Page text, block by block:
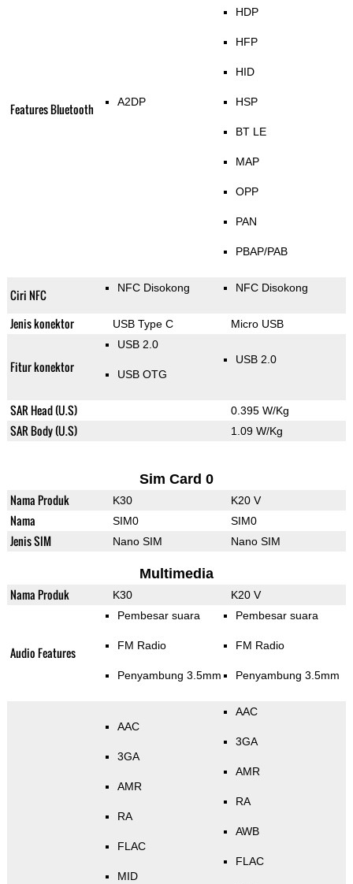
Features Bluetooth A2DP
HDP
HFP
HID
HSP
BT LE
MAP
OPP
PAN
PBAP/PAB
Ciri NFC NFC Disokong NFC Disokong
Jenis konektor USB Type C Micro USB
Fitur konektor
USB 2.0
USB OTG
USB 2.0
SAR Head (U.S) 0.395 W/Kg
SAR Body (U.S) 1.09 W/Kg
Sim Card 0
Nama Produk K30 K20 V
Nama SIM0 SIM0
Jenis SIM Nano SIM Nano SIM
Multimedia
Nama Produk K30 K20 V
Audio Features
Pembesar suara
FM Radio
Penyambung 3.5mm
Pembesar suara
FM Radio
Penyambung 3.5mm
AAC
3GA
AMR
RA
FLAC
MID
AAC
3GA
AMR
RA
AWB
FLAC